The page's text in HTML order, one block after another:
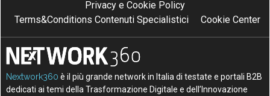
Privacy e Cookie Policy
Terms&Conditions Contenuti Specialistici
Cookie Center
Nextwork360 è il più grande network in Italia di testate e portali B2B
dedicati ai temi della Trasformazione Digitale e dell’Innovazione